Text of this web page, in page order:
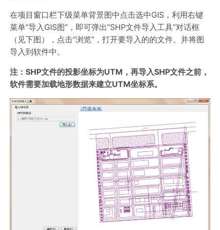
在项目窗口栏下级菜单背景图中点击选中GIS，利用右键
菜单“导入GIS图”，即可弹出“SHP文件导入工具”对话框
（见下图），点击“浏览”，打开要导入的的文件。并将图
导入到软件中。
注：SHP文件的投影坐标为UTM，再导入SHP文件之前，
软件需要加载地形数据来建立UTM坐标系。